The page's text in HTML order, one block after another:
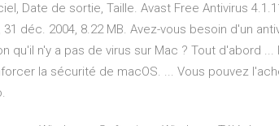
Date de sortie, Taille. Avast Free Antivirus
31 déc. 2004, 8.22 MB. Avez-vous besoin d'un
qu'il n'y a pas de virus sur Mac ? Tout d'abord
la sécurité de macOS. ... Vous pouvez